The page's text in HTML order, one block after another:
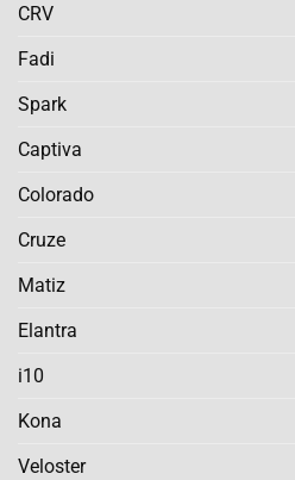
CRV
Fadi
Spark
Captiva
Colorado
Cruze
Matiz
Elantra
i10
Kona
Veloster